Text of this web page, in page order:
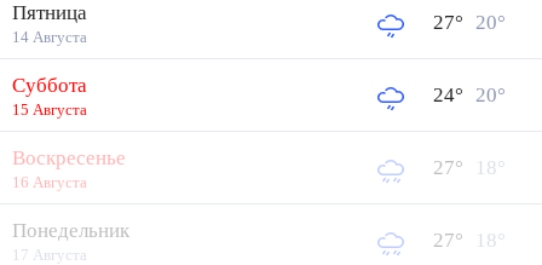
Пятница
14 Августа
27° 20°
Суббота
15 Августа
24° 20°
Воскресенье
16 Августа
27° 18°
Понедельник
17 Августа
27° 18°